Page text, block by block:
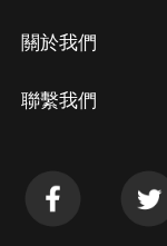
關於我們
聯繫我們